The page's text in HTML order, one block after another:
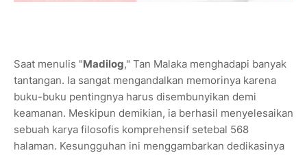
Saat menulis "Madilog," Tan Malaka menghadapi banyak
tantangan. Ia sangat mengandalkan memorinya karena
buku-buku pentingnya harus disembunyikan demi
keamanan. Meskipun demikian, ia berhasil menyelesaikan
sebuah karya filosofis komprehensif setebal 568
halaman. Kesungguhan ini menggambarkan dedikasinya